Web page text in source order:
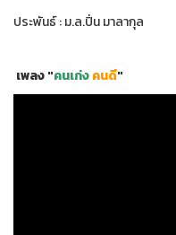
ประพันธ์ : ม.ล.ปิ่น มาลากุล
เพลง "คนเก่งคนดี"